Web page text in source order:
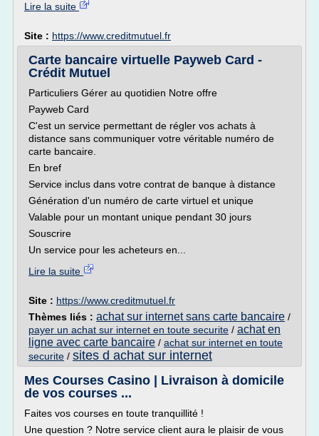
Lire la suite
Site : https://www.creditmutuel.fr
Carte bancaire virtuelle Payweb Card -
Crédit Mutuel
Particuliers Gérer au quotidien Notre offre
Payweb Card
C'est un service permettant de régler vos achats à
distance sans communiquer votre véritable numéro de
carte bancaire.
En bref
Service inclus dans votre contrat de banque à distance
Génération d'un numéro de carte virtuel et unique
Valable pour un montant unique pendant 30 jours
Souscrire
Un service pour les acheteurs en...
Lire la suite
Site : https://www.creditmutuel.fr
Thèmes liés : achat sur internet sans carte bancaire /
payer un achat sur internet en toute securite / achat en
ligne avec carte bancaire / achat sur internet en toute
securite / sites d achat sur internet
Mes Courses Casino | Livraison à domicile
de vos courses ...
Faites vos courses en toute tranquillité !
Une question ? Notre service client aura le plaisir de vous